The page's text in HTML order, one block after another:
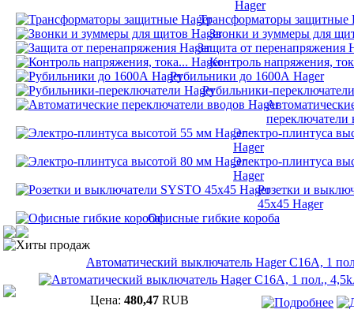
Hager
Трансформаторы защитные
Звонки и зуммеры для
Защита от перенапряжения
Контроль напряжения,
Рубильники до 1600А Hager
Рубильники-
переключатели
Электро-плинтуса
Hager
Электро-плинтуса
Hager
Розетки и
45х45 Hager
Офисные гибкие короба
Хиты продаж
Автоматический выключатель Hager C16A, 1
Цена: 480,47 RUB